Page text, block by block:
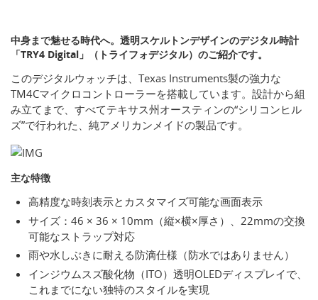
中身まで魅せる時代へ。透明スケルトンデザインのデジタル時計
「TRY4 Digital」（トライフォデジタル）のご紹介です。
このデジタルウォッチは、Texas Instruments製の強力な
TM4Cマイクロコントローラーを搭載しています。設計から組
み立てまで、すべてテキサス州オースティンの“シリコンヒル
ズ”で行われた、純アメリカンメイドの製品です。
主な特徴
高精度な時刻表示とカスタマイズ可能な画面表示
サイズ：46 × 36 × 10mm（縦×横×厚さ）、22mmの交換
可能なストラップ対応
雨や水しぶきに耐える防滴仕様（防水ではありません）
インジウムスズ酸化物（ITO）透明OLEDディスプレイで、
これまでにない独特のスタイルを実現